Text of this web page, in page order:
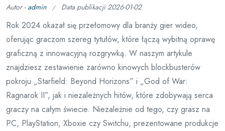
Autor -admin Data publikacji2026-01-02
Rok 2024 okazał się przełomowy dla branży gier wideo,
oferując graczom szereg tytułów, które łączą wybitną oprawę
graficzną z innowacyjną rozgrywką. W naszym artykule
znajdziesz zestawienie zarówno kinowych blockbusterów
pokroju „Starfield: Beyond Horizons” i „God of War:
Ragnarok II”, jak i niezależnych hitów, które zdobywają serca
graczy na całym świecie. Niezależnie od tego, czy grasz na
PC, PlayStation, Xboxie czy Switchu, prezentowane produkcje